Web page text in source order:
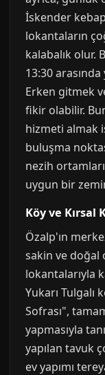
İskender
lokantaların
kalabalık olur.
13:30
Erken gitmek
fikir olabilir.
hizmeti almak
buluşma
nezih
uygun bir
Köy ve
Özalp'ın
sakin ve
lokantalarıyla
Yukarı
Sofrası",
yapmasıyla
yapılan tavuk
ev yapımı